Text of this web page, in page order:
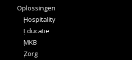
Oplossingen
Hospitality
Educatie
MKB
Zorg